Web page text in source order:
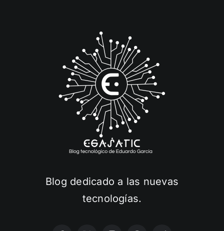
Blog dedicado a las nuevas
tecnologías.